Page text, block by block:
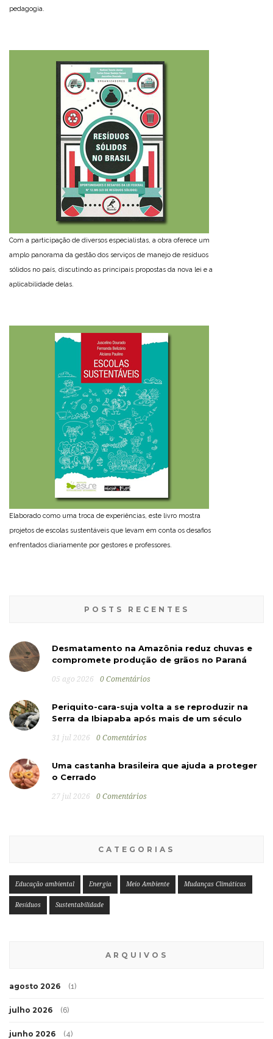
pedagogia.
Com a participação de diversos especialistas, a obra oferece um
amplo panorama da gestão dos serviços de manejo de resíduos
sólidos no país, discutindo as principais propostas da nova lei e a
aplicabilidade delas.
Elaborado como uma troca de experiências, este livro mostra
projetos de escolas sustentáveis que levam em conta os desafios
enfrentados diariamente por gestores e professores.
POSTS RECENTES
Desmatamento na Amazônia reduz chuvas e
compromete produção de grãos no Paraná
05 ago 2026 0 Comentários
Periquito-cara-suja volta a se reproduzir na
Serra da Ibiapaba após mais de um século
31 jul 2026 0 Comentários
Uma castanha brasileira que ajuda a proteger
o Cerrado
27 jul 2026 0 Comentários
CATEGORIAS
Educação ambiental Energia Meio Ambiente Mudanças Climáticas
Resíduos Sustentabilidade
ARQUIVOS
agosto 2026 (1)
julho 2026 (6)
junho 2026 (4)